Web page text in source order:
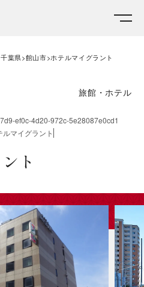
千葉県 館山市 ホテルマイグラント
旅館・ホテル
ef0c-4d20-972c-5e28087e0cd1
ルマイグラント
ト